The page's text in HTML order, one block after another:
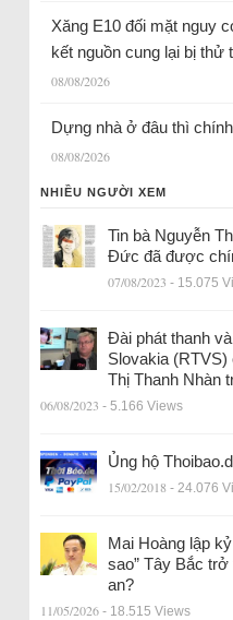
Xăng E10 đối mặt nguy
kết nguồn cung lại bị thử
08/08/2026
Dựng nhà ở đâu thì
08/08/2026
NHIỀU NGƯỜI XEM
Tin bà Nguyễn
Đức đã được
07/08/2023 - 15.075
Đài phát thanh
Slovakia (RTVS)
Thị Thanh Nhàn
06/08/2023 - 5.166 Views
Ủng hộ
15/02/2018 - 24.076
Mai Hoàng lập
sao” Tây Bắc
an?
11/05/2026 - 18.515 Views